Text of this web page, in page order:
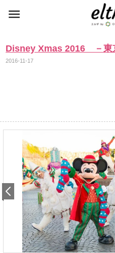
Disney Xmas 2016 －東
2016-11-17